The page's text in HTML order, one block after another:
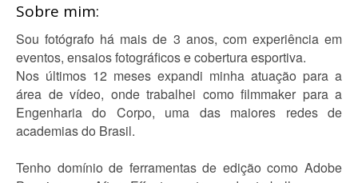
Sobre mim:
Sou fotógrafo há mais de 3 anos, com experiência em
eventos, ensaios fotográficos e cobertura esportiva.
Nos últimos 12 meses expandi minha atuação para a
área de vídeo, onde trabalhei como filmmaker para a
Engenharia do Corpo, uma das maiores redes de
academias do Brasil.
Tenho domínio de ferramentas de edição como Adobe